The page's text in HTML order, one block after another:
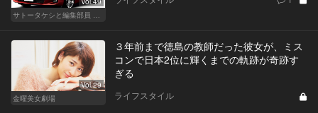
Vol.29
金曜美女劇場
３年前まで徳島の教師だった彼女が、ミス
コンで日本2位に輝くまでの軌跡が奇跡す
ぎる
ライフスタイル